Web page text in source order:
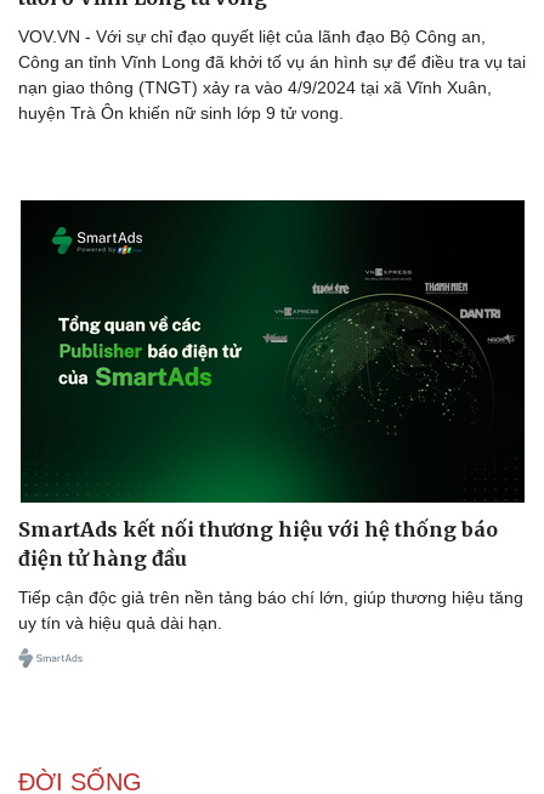
VOV.VN - Với sự chỉ đạo quyết liệt của lãnh đạo Bộ Công an,
Công an tỉnh Vĩnh Long đã khởi tố vụ án hình sự để điều tra vụ tai
nạn giao thông (TNGT) xảy ra vào 4/9/2024 tại xã Vĩnh Xuân,
huyện Trà Ôn khiến nữ sinh lớp 9 tử vong.
SmartAds kết nối thương hiệu với hệ thống báo
điện tử hàng đầu
Tiếp cận độc giả trên nền tảng báo chí lớn, giúp thương hiệu tăng
uy tín và hiệu quả dài hạn.
ĐỜI SỐNG